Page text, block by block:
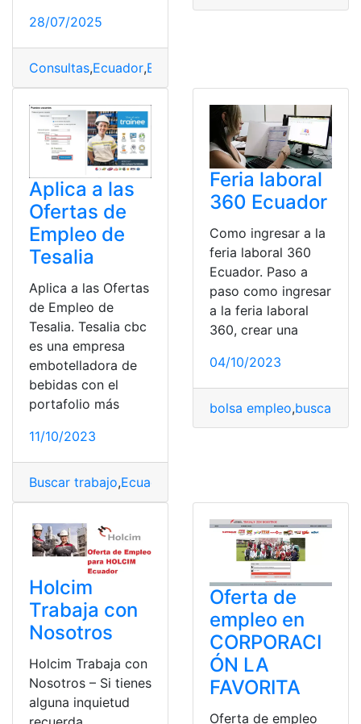
28/07/2025
Consultas,Ecuador,Empleo
Aplica a las
Ofertas de
Empleo de
Tesalia
Aplica a las Ofertas
de Empleo de
Tesalia. Tesalia cbc
es una empresa
embotelladora de
bebidas con el
portafolio más
11/10/2023
Buscar trabajo,Ecuador
Feria laboral
360 Ecuador
Como ingresar a la
feria laboral 360
Ecuador. Paso a
paso como ingresar
a la feria laboral
360, crear una
04/10/2023
bolsa empleo,buscar
Holcim
Trabaja con
Nosotros
Holcim Trabaja con
Nosotros – Si tienes
alguna inquietud
Oferta de
empleo en
CORPORACI
ÓN LA
FAVORITA
Oferta de empleo